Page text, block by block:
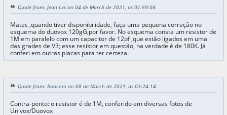
Quote from: Jean Lxs on 04 de March de 2021, as 01:59:08
Matec ,quando tiver disponibilidade, faça uma pequena correção no
esquema do duovox 120gG,por favor. No esquema consta um resistor de
1M em paralelo com um capacitor de 12pf ,que estão ligados em uma
das grades de V3; esse resistor em questão, na verdade é de 180K. Já
conferi em outras placas para ter certeza.
Quote from: Ronconi on 08 de March de 2021, as 03:24:14
Contra-ponto: o resistor é de 1M, conferido em diversas fotos de
Univox/Duovox